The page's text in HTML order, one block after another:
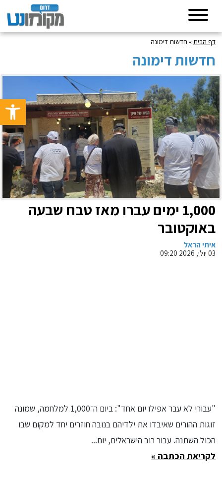
פתח
דף הבית » חדשות דימונה
חדשות דימונה
1,000 ימים עברו מאז טבח שבעה
באוקטובר
איתי הראל
03 יולי, 2026 09:20
"עבורי לא עבר אפילו יום אחד": ביום ה־1,000 למלחמה, שמונה
זוגות ההורים שאיבדו את ילדיהם בנובה חוזרים יחד למקום שבו
הכול השתנה. עבור רוב הישראלים, יום...
לקריאת הכתבה »